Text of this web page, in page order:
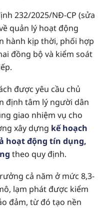
232/2025/NĐ-CP (sửa
quản lý hoạt động
hành kịp thời, phối hợp
đồng bộ và kiểm soát
được yêu cầu chủ
định tâm lý người dân
giao nhiệm vụ cho
xây dựng kế hoạch
hoạt động tín dụng,
theo quy định.
cả năm ở mức 8,3-
lạm phát được kiểm
đảm, từ đó tạo nền